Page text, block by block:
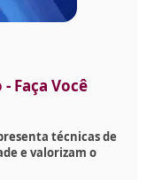
Faça Você
técnicas de
e valorizam o